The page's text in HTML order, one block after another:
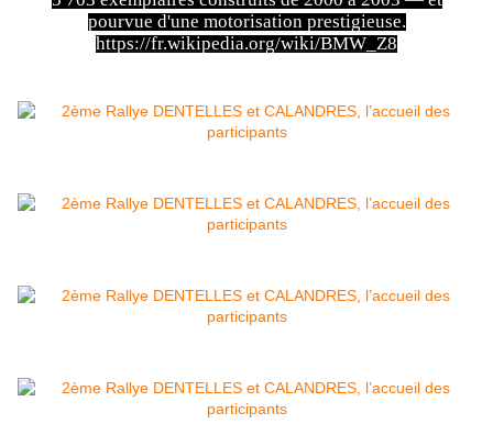
pourvue d'une motorisation prestigieuse.
https://fr.wikipedia.org/wiki/BMW_Z8